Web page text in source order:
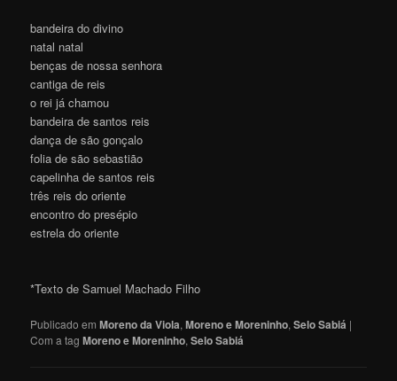
bandeira do divino
natal natal
benças de nossa senhora
cantiga de reis
o rei já chamou
bandeira de santos reis
dança de são gonçalo
folia de são sebastião
capelinha de santos reis
três reis do oriente
encontro do presépio
estrela do oriente
*Texto de Samuel Machado Filho
Publicado em Moreno da Viola,Moreno e Moreninho,Selo Sabiá |
Com a tagMoreno e Moreninho,Selo Sabiá